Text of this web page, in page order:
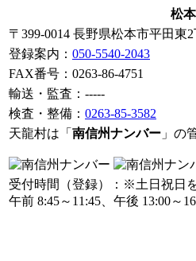
松
〒399-0014 長野県松本市平田東
登録案内 ： 050-5540-2043
FAX番号：0263-86-4751
輸送・監査：-----
検査・整備： 0263-85-3582
天龍村は「 南信州ナンバー 」の
受付時間（登録）：※土日祝日
午前 8:45～11:45、午後 13:00～